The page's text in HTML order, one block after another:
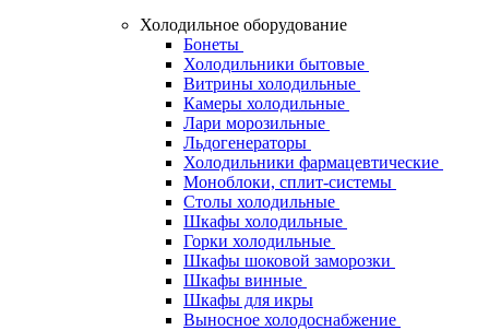
Холодильное оборудование
Бонеты
Холодильники бытовые
Витрины холодильные
Камеры холодильные
Лари морозильные
Льдогенераторы
Холодильники фармацевтические
Моноблоки, сплит-системы
Столы холодильные
Шкафы холодильные
Горки холодильные
Шкафы шоковой заморозки
Шкафы винные
Шкафы для икры
Выносное холодоснабжение